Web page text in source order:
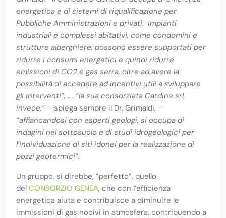
energetica e di sistemi di riqualificazione per
Pubbliche Amministrazioni e privati. Impianti
industriali e complessi abitativi, come condomini e
strutture alberghiere, possono essere supportati per
ridurre i consumi energetici e quindi ridurre
emissioni di CO2 e gas serra, oltre ad avere la
possibilità di accedere ad incentivi utili a sviluppare
gli interventi”, …. ”la sua consorziata Cardine srl,
invece,” – spiega sempre il Dr. Grimaldi, –
”affiancandosi con esperti geologi, si occupa di
indagini nel sottosuolo e di studi idrogeologici per
l’individuazione di siti idonei per la realizzazione di
pozzi geotermici”.
Un gruppo, si direbbe, ”perfetto”, quello
del CONSORZIO GENEA, che con l’efficienza
energetica aiuta e contribuisce a diminuire le
immissioni di gas nocivi in atmosfera, contribuendo a